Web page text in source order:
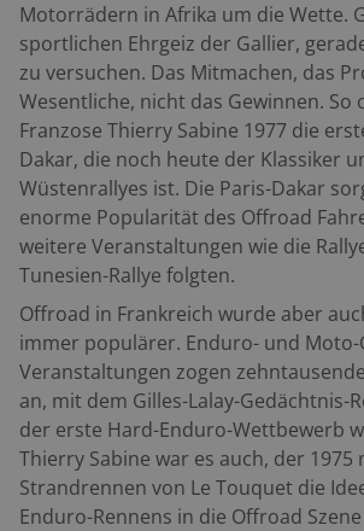
Motorrädern in Afrika um die Wette.
sportlichen Ehrgeiz der Gallier,
zu versuchen. Das Mitmachen, das
Wesentliche, nicht das Gewinnen. So
Franzose Thierry Sabine 1977 die
Dakar, die noch heute der Klassiker
Wüstenrallyes ist. Die Paris-Dakar
enorme Popularität des Offroad
weitere Veranstaltungen wie die
Tunesien-Rallye folgten.
Offroad in Frankreich wurde aber
immer populärer. Enduro- und Moto-
Veranstaltungen zogen
an, mit dem Gilles-Lalay-Gedächtnis-
der erste Hard-Enduro-Wettbewerb
Thierry Sabine war es auch, der 1975
Strandrennen von Le Touquet die
Enduro-Rennens in die Offroad